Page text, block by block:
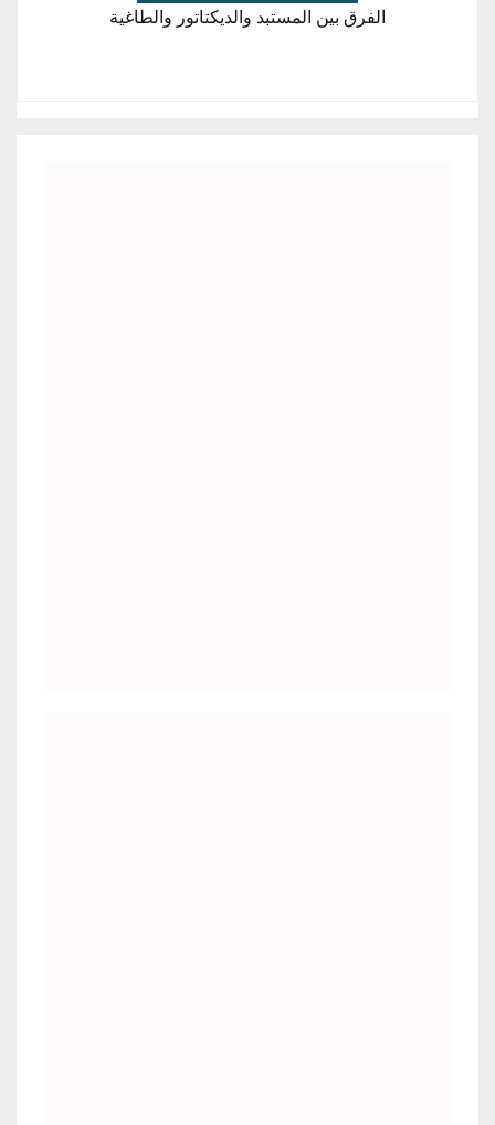
الفرق بين المستبد والديكتاتور والطاغية